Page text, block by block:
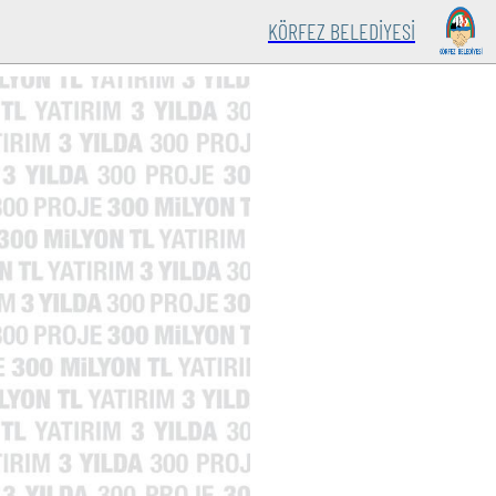
KÖRFEZ BELEDİYESİ